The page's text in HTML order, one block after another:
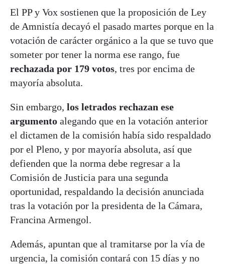
El PP y Vox sostienen que la proposición de Ley
de Amnistía decayó el pasado martes porque en la
votación de carácter orgánico a la que se tuvo que
someter por tener la norma ese rango, fue
rechazada por 179 votos, tres por encima de
mayoría absoluta.
Sin embargo, los letrados rechazan ese
argumento alegando que en la votación anterior
el dictamen de la comisión había sido respaldado
por el Pleno, y por mayoría absoluta, así que
defienden que la norma debe regresar a la
Comisión de Justicia para una segunda
oportunidad, respaldando la decisión anunciada
tras la votación por la presidenta de la Cámara,
Francina Armengol.
Además, apuntan que al tramitarse por la vía de
urgencia, la comisión contará con 15 días y no